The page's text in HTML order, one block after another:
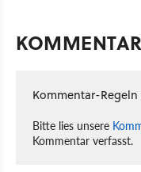
Kommentar-
Bitte lies unsere
Kommentar verfasst.